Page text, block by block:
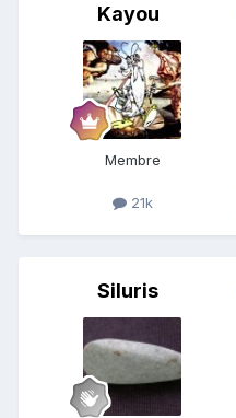
Kayou
Membre
21k
Siluris